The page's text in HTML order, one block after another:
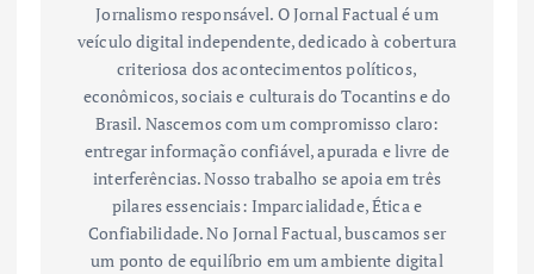
Jornalismo responsável. O Jornal Factual é um
veículo digital independente, dedicado à cobertura
criteriosa dos acontecimentos políticos,
econômicos, sociais e culturais do Tocantins e do
Brasil. Nascemos com um compromisso claro:
entregar informação confiável, apurada e livre de
interferências. Nosso trabalho se apoia em três
pilares essenciais: Imparcialidade, Ética e
Confiabilidade. No Jornal Factual, buscamos ser
um ponto de equilíbrio em um ambiente digital